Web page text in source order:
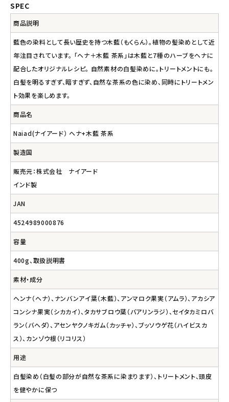
コラム・スタッフのおすすめ
ご利用ガイド等
ようこそ ゲスト 様
meeting_room ログイン
SPEC
商品説明
藍色の染料として長い歴史を持つ木藍（もくらん）。植物の髪染めとして近
年注目されています。 「ヘナ＋木藍 茶系」は木藍と7種のハーブをヘナに
配合したオリジナルレシピ。 自然素材の白髪染めに。トリートメントにも。
白髪を明るすぎず、暗すぎず、自然な茶系の色に染め、同時にトリートメン
ト効果を楽しめます。
商品名
Naiad(ナイアード） ヘナ+木藍 茶系
製造国
販売元：株式会社 ナイアード
インド製
JAN
4524989000876
容量
400g、取扱説明書
素材・成分
ヘンナ（ヘナ）、ナンバンアイ葉（木藍）、アンマロク果実（アムラ）、アカシア
コンシナ果実（シカカイ）、タカサブロウ葉（バアリンラジ）、セイタカミロバ
ラン（バヘダ）、アセンヤクノキガム（カッチャ）、ブッソウゲ花（ハイビスカ
ス）、カンゾウ根（リコリス）
用途
白髪染め（白髪の部分が自然な茶系に染まります）、トリートメント、頭皮
を健やかに保つ